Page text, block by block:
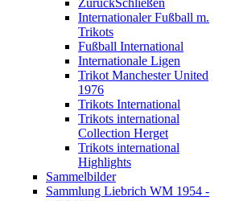
ZurückSchließen
Internationaler Fußball m.
Trikots
Fußball International
Internationale Ligen
Trikot Manchester United
1976
Trikots International
Trikots international
Collection Herget
Trikots international
Highlights
Sammelbilder
Sammlung Liebrich WM 1954 -